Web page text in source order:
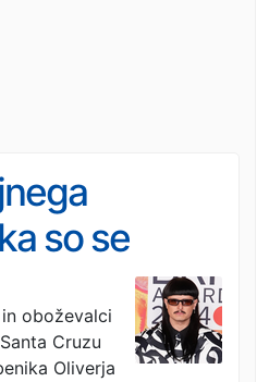
so se
glasbo,
in solzami
oboževalci
Cruzu
Oliverja